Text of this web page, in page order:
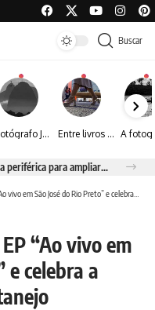
Buscar
Fotógrafo José Roberto apresenta um olhar sensível sobre arquitetura, formas e luz na fotografia Entre livros e fotografia autoral, Sebastião Reis consolida uma trajetória marcada pelo olhar artístico
Espraiada Festival 2026 aposta na cultura periférica para ampliar oportunidades na zona sul
José do Rio Preto” e celebra a força feminina no sertanejo
“Ao vivo em
e celebra a